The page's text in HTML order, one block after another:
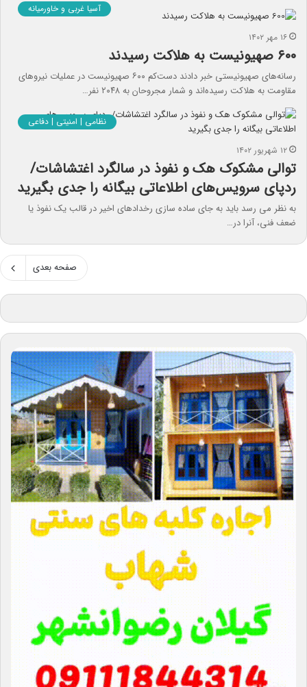
آسیا غربی و خاورمیانه
۱۶ مهر ۱۴۰۲
۶۰۰ صهیونیست به هلاکت رسیدند
رسانه‌های صهیونیستی خبر دادند دست‌کم ۶۰۰ صهیونیست در عملیات نیروهای
مقاومت به هلاکت رسیده‌اند و شمار مجروحان به ۲۰۴۸ نفر…
نظامی | امنیتی | دفاعی
۱۲ شهریور ۱۴۰۲
توالی مشکوک هک و نفوذ در سالگرد اغتشاشات/
ردپای سرویس‌های اطلاعاتی بیگانه را جدی بگیرید
به نظر می رسد باید به جای ساده سازی رخدادهای اخیر در قالب یک نفوذ یا
ضعف فنی، آنرا در…
صفحه بعدی